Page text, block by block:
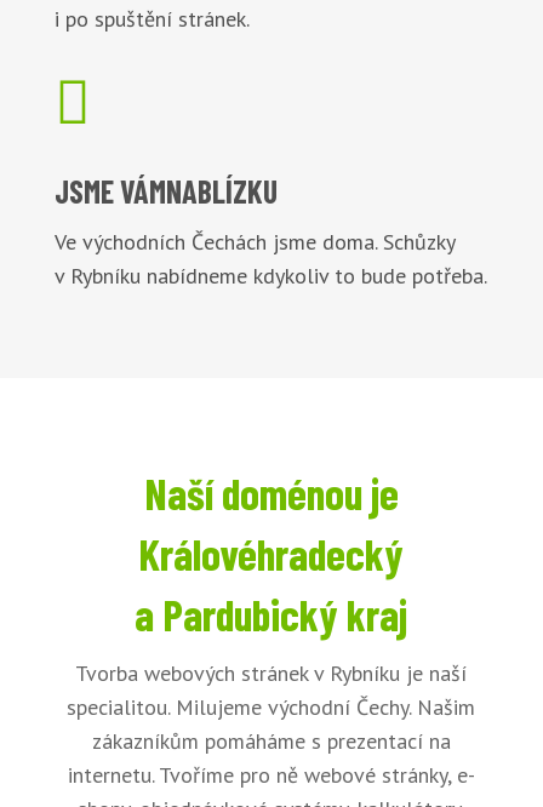
i po spuštění stránek.

JSME VÁMNABLÍZKU
Ve východních Čechách jsme doma. Schůzky
v Rybníku nabídneme kdykoliv to bude potřeba.
Naší doménou je
Královéhradecký
a Pardubický kraj
Tvorba webových stránek v Rybníku je naší
specialitou. Milujeme východní Čechy. Našim
zákazníkům pomáháme s prezentací na
internetu. Tvoříme pro ně webové stránky, e-